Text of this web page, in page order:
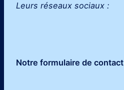
Leurs réseaux sociaux :
Notre formulaire de contact